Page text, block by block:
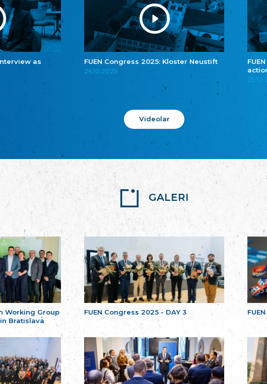
as
FUEN Congress 2025: Kloster Neustift
26.10.2025
Videolar
GALERI
Working Group
Bratislava
FUEN Congress 2025 - DAY 3